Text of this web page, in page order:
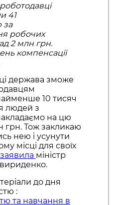
41
за
робочих
2 млн грн.
компенсації
держава зможе
10 тисяч
людей з
на цю
грн. Тож закликаю
нею і усунути
місці для своїх
заявила міністр
до дня
:
та навчання в